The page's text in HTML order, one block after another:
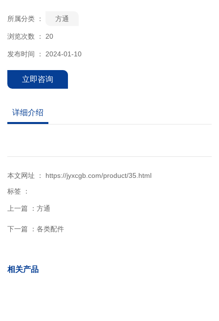
所属分类 ： 方通
浏览次数 ： 20
发布时间 ： 2024-01-10
立即咨询
详细介绍
本文网址 ： https://jyxcgb.com/product/35.html
标签 ：
上一篇 ： 方通
下一篇 ： 各类配件
相关产品